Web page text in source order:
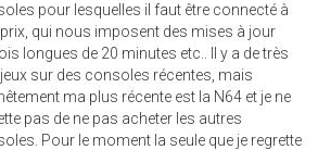
pour lesquelles il faut être connecté à
qui nous imposent des mises à jour
longues de 20 minutes etc.. Il y a de très
sur des consoles récentes, mais
ma plus récente est la N64 et je ne
pas de ne pas acheter les autres
Pour le moment la seule que je regrette